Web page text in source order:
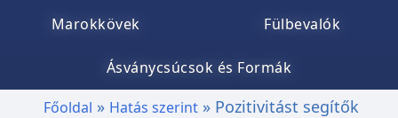
Marokkövek Fülbevalók
Ásványcsúcsok és Formák
Főoldal Hatás szerint Pozitivitást segítők